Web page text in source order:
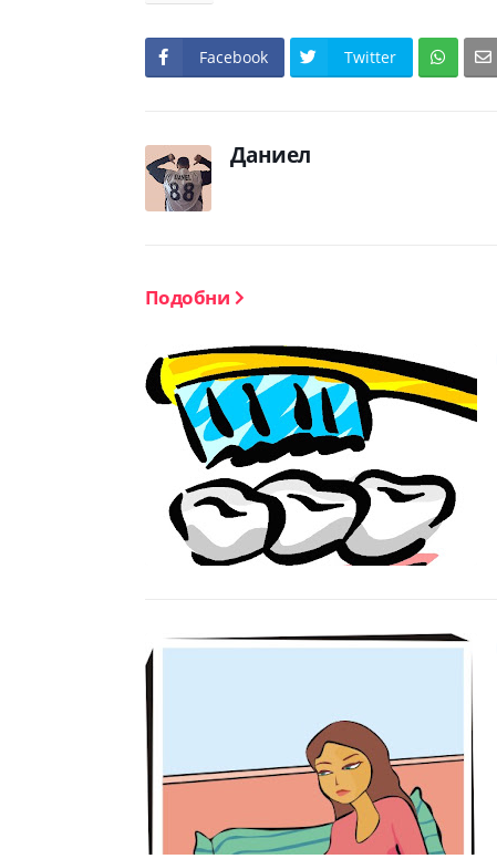
Facebook Twitter
Даниел
Подобни